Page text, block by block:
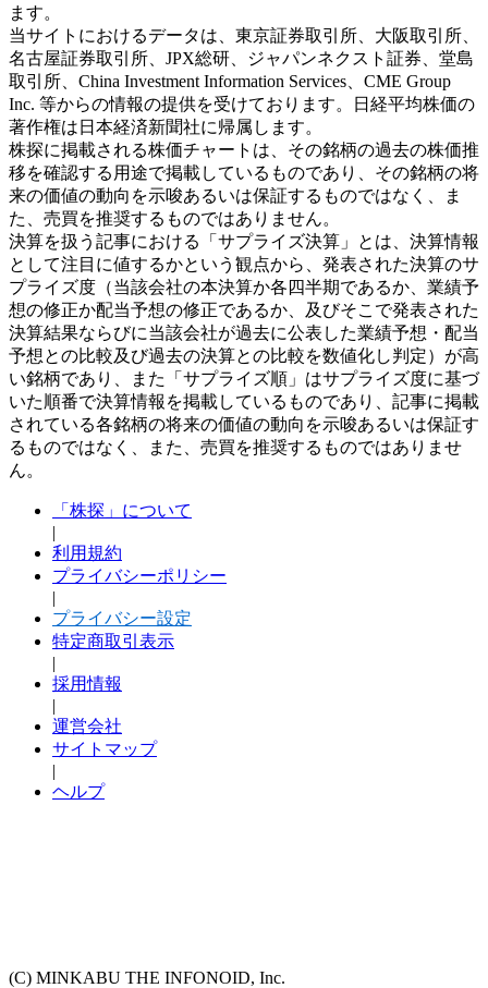
ます。
当サイトにおけるデータは、東京証券取引所、大阪取引所、
名古屋証券取引所、JPX総研、ジャパンネクスト証券、堂島
取引所、China Investment Information Services、CME Group
Inc. 等からの情報の提供を受けております。日経平均株価の
著作権は日本経済新聞社に帰属します。
株探に掲載される株価チャートは、その銘柄の過去の株価推
移を確認する用途で掲載しているものであり、その銘柄の将
来の価値の動向を示唆あるいは保証するものではなく、ま
た、売買を推奨するものではありません。
決算を扱う記事における「サプライズ決算」とは、決算情報
として注目に値するかという観点から、発表された決算のサ
プライズ度（当該会社の本決算か各四半期であるか、業績予
想の修正か配当予想の修正であるか、及びそこで発表された
決算結果ならびに当該会社が過去に公表した業績予想・配当
予想との比較及び過去の決算との比較を数値化し判定）が高
い銘柄であり、また「サプライズ順」はサプライズ度に基づ
いた順番で決算情報を掲載しているものであり、記事に掲載
されている各銘柄の将来の価値の動向を示唆あるいは保証す
るものではなく、また、売買を推奨するものではありませ
ん。
「株探」について
|
利用規約
プライバシーポリシー
|
プライバシー設定
特定商取引表示
|
採用情報
|
運営会社
サイトマップ
|
ヘルプ
(C) MINKABU THE INFONOID, Inc.